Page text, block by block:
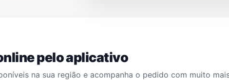
pelo aplicativo
na sua região e acompanha o pedido com muito